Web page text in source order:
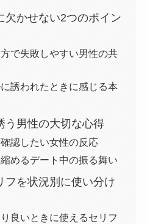
欠かせない2つのポイン
で失敗しやすい男性の共
誘われたときに感じる本
う男性の大切な心得
認したい女性の反応
めるデート中の振る舞い
フを状況別に使い分け
良いときに使えるセリフ